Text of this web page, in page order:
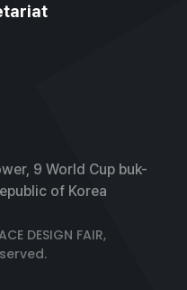
9 World Cup buk-
of Korea
DESIGN FAIR,